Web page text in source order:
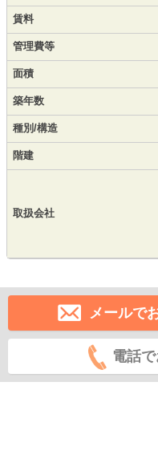
賃料
管理費等
面積
築年数
種別/構造
階建
取扱会社
メールで
電話